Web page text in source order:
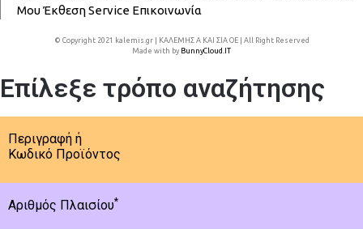
ΜουΈκθεσηService Επικοινωνία
© Copyright 2021 kalemis.gr | ΚΑΛΕΜΗΣ Α ΚΑΙ ΣΙΑ ΟΕ | All Right Reserved
Made with by BunnyCloud.IT
Επίλεξε τρόπο αναζήτησης
Περιγραφή ή
Κωδικό Προϊόντος
Αριθμός Πλαισίου*